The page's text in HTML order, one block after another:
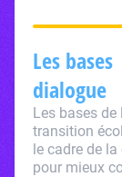
Les
dialogue
Les bases
transition
le cadre de
pour mieux